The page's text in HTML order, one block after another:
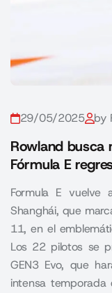
29/05/2025 by
Rowland
Fórmula E
Formula E vuelve
Shanghái, que
11, en el
Los 22 pilotos se
GEN3 Evo, que
intensa